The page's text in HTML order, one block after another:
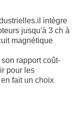
intègre
jusqu'à 3 ch à
magnétique
rapport coût-
pour les
fait un choix